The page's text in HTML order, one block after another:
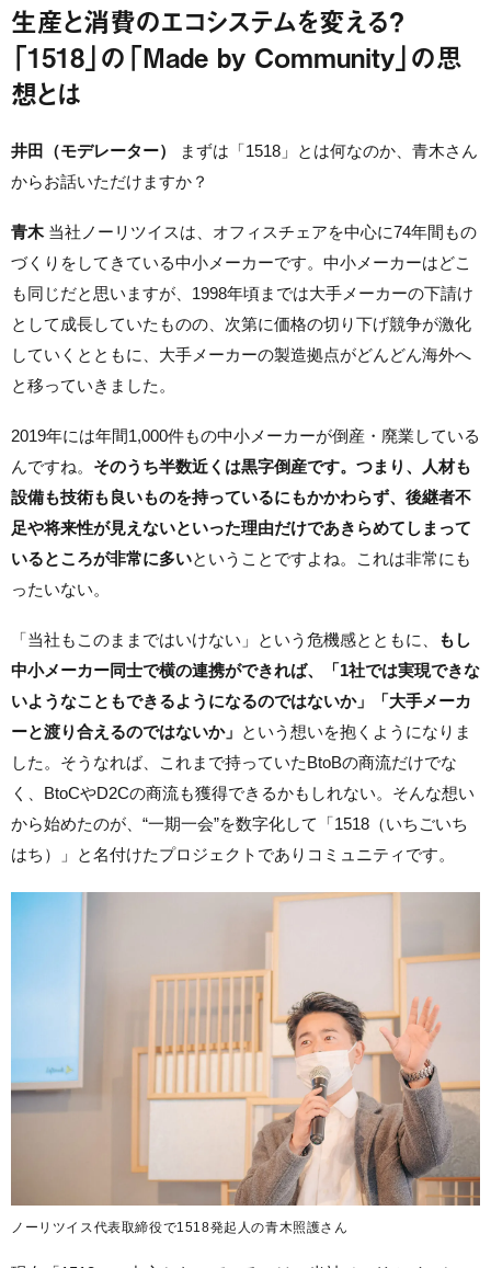
生産と消費のエコシステムを変える？
「1518」の「Made by Community」の思
想とは
井田（モデレーター）
まずは「1518」とは何なのか、青木さん
からお話いただけますか？
青木 当社ノーリツイスは、オフィスチェアを中心に74年間もの
づくりをしてきている中小メーカーです。中小メーカーはどこ
も同じだと思いますが、1998年頃までは大手メーカーの下請け
として成長していたものの、次第に価格の切り下げ競争が激化
していくとともに、大手メーカーの製造拠点がどんどん海外へ
と移っていきました。
2019年には年間1,000件もの中小メーカーが倒産・廃業している
んですね。 そのうち半数近くは黒字倒産です。つまり、人材も
設備も技術も良いものを持っているにもかかわらず、後継者不
足や将来性が見えないといった理由だけであきらめてしまって
いるところが非常に多いということですよね。これは非常にも
ったいない。
「当社もこのままではいけない」という危機感とともに、
もし
中小メーカー同士で横の連携ができれば、「1社では実現できな
いようなこともできるようになるのではないか」「大手メーカ
ーと渡り合えるのではないか」 という想いを抱くようになりま
した。そうなれば、これまで持っていたBtoBの商流だけでな
く、BtoCやD2Cの商流も獲得できるかもしれない。そんな想い
から始めたのが、“一期一会”を数字化して「1518（いちごいち
はち）」と名付けたプロジェクトでありコミュニティです。
ノーリツイス代表取締役で1518発起人の青木照護さん